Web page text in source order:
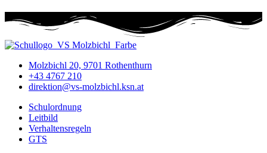
Molzbichl 20, 9701 Rothenthurn
+43 4767 210
direktion@vs-molzbichl.ksn.at
Schulordnung
Leitbild
Verhaltensregeln
GTS